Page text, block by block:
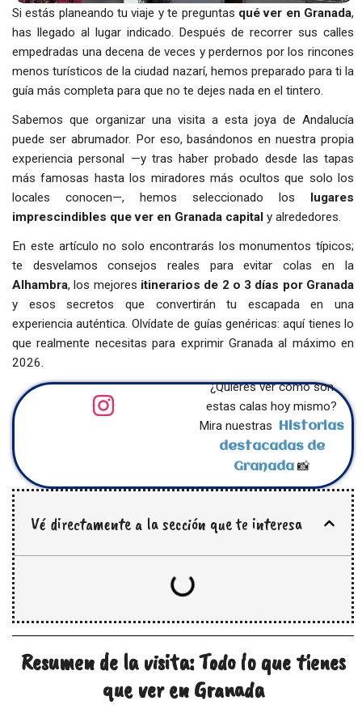
Si estás planeando tu viaje y te preguntas qué ver en Granada,
has llegado al lugar indicado. Después de recorrer sus calles
empedradas una decena de veces y perdernos por los rincones
menos turísticos de la ciudad nazarí, hemos preparado para ti la
guía más completa para que no te dejes nada en el tintero.
Sabemos que organizar una visita a esta joya de Andalucía
puede ser abrumador. Por eso, basándonos en nuestra propia
experiencia personal —y tras haber probado desde las tapas
más famosas hasta los miradores más ocultos que solo los
locales conocen—, hemos seleccionado los lugares
imprescindibles que ver en Granada capital y alrededores.
En este artículo no solo encontrarás los monumentos típicos;
te desvelamos consejos reales para evitar colas en la
Alhambra, los mejores itinerarios de 2 o 3 días por Granada
y esos secretos que convertirán tu escapada en una
experiencia auténtica. Olvídate de guías genéricas: aquí tienes lo
que realmente necesitas para exprimir Granada al máximo en
2026.
¿Quieres ver cómo son
estas calas hoy mismo?
Mira nuestras
Historias
destacadas de
Granada📸
Vé directamente a la sección que te interesa
Resumen de la visita: Todo lo que tienes
que ver en Granada